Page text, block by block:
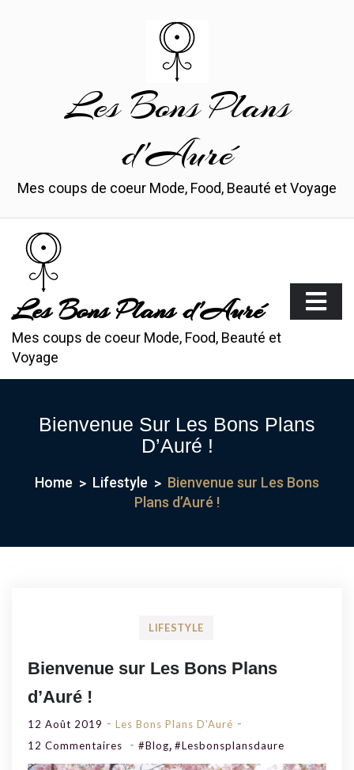
Les Bons Plans
d'Auré
Mes coups de coeur Mode, Food, Beauté et Voyage
Les Bons Plans d'Auré
Mes coups de coeur Mode, Food, Beauté et
Voyage
Bienvenue Sur Les Bons Plans
D’Auré !
Home Lifestyle
Bienvenue sur Les Bons
Plans d’Auré !
LIFESTYLE
Bienvenue sur Les Bons Plans
d’Auré !
12 Août 2019
Les Bons Plans D'Auré
12 Commentaires
Sur
Bienvenue
#blog, #lesbonsplansdaure